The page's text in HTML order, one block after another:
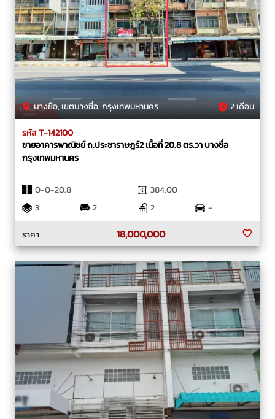
บางซื่อ, เขตบางซื่อ, กรุงเทพมหานคร 2 เดือน
รหัส T-142100
ขายอาคารพาณิชย์ ถ.ประชาราษฎร์2 เนื้อที่ 20.8 ตร.วา บางซื่อ
กรุงเทพมหานคร
0-0-20.8
384.00
3
2 2
-
ราคา
18,000,000